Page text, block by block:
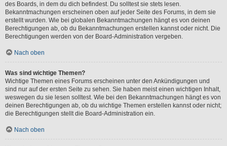
des Boards, in dem du dich befindest. Du solltest sie stets lesen.
Bekanntmachungen erscheinen oben auf jeder Seite des Forums, in dem sie
erstellt wurden. Wie bei globalen Bekanntmachungen hängt es von deinen
Berechtigungen ab, ob du Bekanntmachungen erstellen kannst oder nicht. Die
Berechtigungen werden von der Board-Administration vergeben.
Nach oben
Was sind wichtige Themen?
Wichtige Themen eines Forums erscheinen unter den Ankündigungen und
sind nur auf der ersten Seite zu sehen. Sie haben meist einen wichtigen Inhalt,
weswegen du sie lesen solltest. Wie bei den Bekanntmachungen hängt es von
deinen Berechtigungen ab, ob du wichtige Themen erstellen kannst oder nicht;
die Berechtigungen stellt die Board-Administration ein.
Nach oben